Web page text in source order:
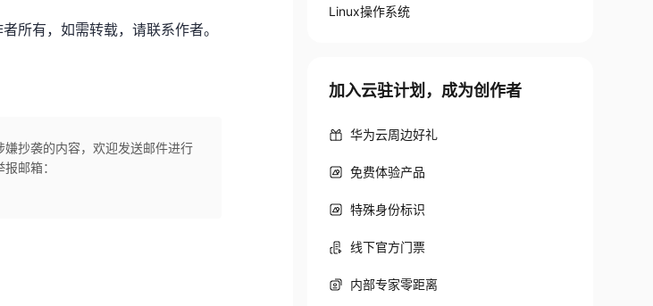
所有，如需转载，请联系作者。
嫌抄袭的内容，欢迎发送邮件进行
邮箱：
Linux操作系统
加入云驻计划，成为创作者
华为云周边好礼
免费体验产品
特殊身份标识
线下官方门票
内部专家零距离